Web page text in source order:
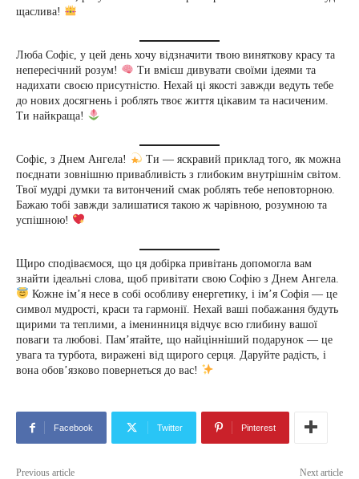
щаслива!
Люба Софіє, у цей день хочу відзначити твою виняткову красу та
непересічний розум!
Ти вмієш дивувати своїми ідеями та
надихати своєю присутністю. Нехай ці якості завжди ведуть тебе
до нових досягнень і роблять твоє життя цікавим та насиченим.
Ти найкраща!
Софіє, з Днем Ангела!
Ти — яскравий приклад того, як можна
поєднати зовнішню привабливість з глибоким внутрішнім світом.
Твої мудрі думки та витончений смак роблять тебе неповторною.
Бажаю тобі завжди залишатися такою ж чарівною, розумною та
успішною!
Щиро сподіваємося, що ця добірка привітань допомогла вам
знайти ідеальні слова, щоб привітати свою Софію з Днем Ангела.
Кожне ім’я несе в собі особливу енергетику, і ім’я Софія — це
символ мудрості, краси та гармонії. Нехай ваші побажання будуть
щирими та теплими, а іменинниця відчує всю глибину вашої
поваги та любові. Пам’ятайте, що найцінніший подарунок — це
увага та турбота, виражені від щирого серця. Даруйте радість, і
вона обов’язково повернеться до вас!
Facebook Twitter Pinterest
Previous article Next article